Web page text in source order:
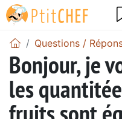
Questions /
Bonjour, je
les
fruits sont